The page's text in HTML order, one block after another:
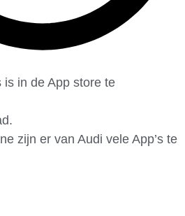
is in de App store te
zijn er van Audi vele App’s te